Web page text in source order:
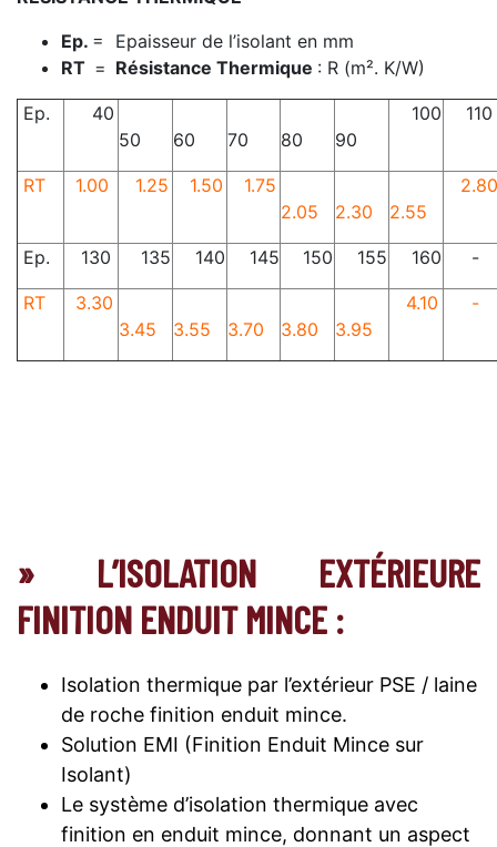
Ep. = Epaisseur de l’isolant en mm
RT = Résistance Thermique : R (m². K/W)
Ep.
40
50
60 70 80 90
100 110
RT 1.00 1.25 1.50
1.75
2.05
2.30 2.55
2.80
Ep. 130 135 140 145 150 155 160 -
RT
3.30
3.45
3.55 3.70 3.80 3.95
4.10 -
» L’ISOLATION EXTÉRIEURE
FINITION ENDUIT MINCE :
Isolation thermique par l’extérieur PSE / laine
de roche finition enduit mince.
Solution EMI (Finition Enduit Mince sur
Isolant)
Le système d’isolation thermique avec
finition en enduit mince, donnant un aspect